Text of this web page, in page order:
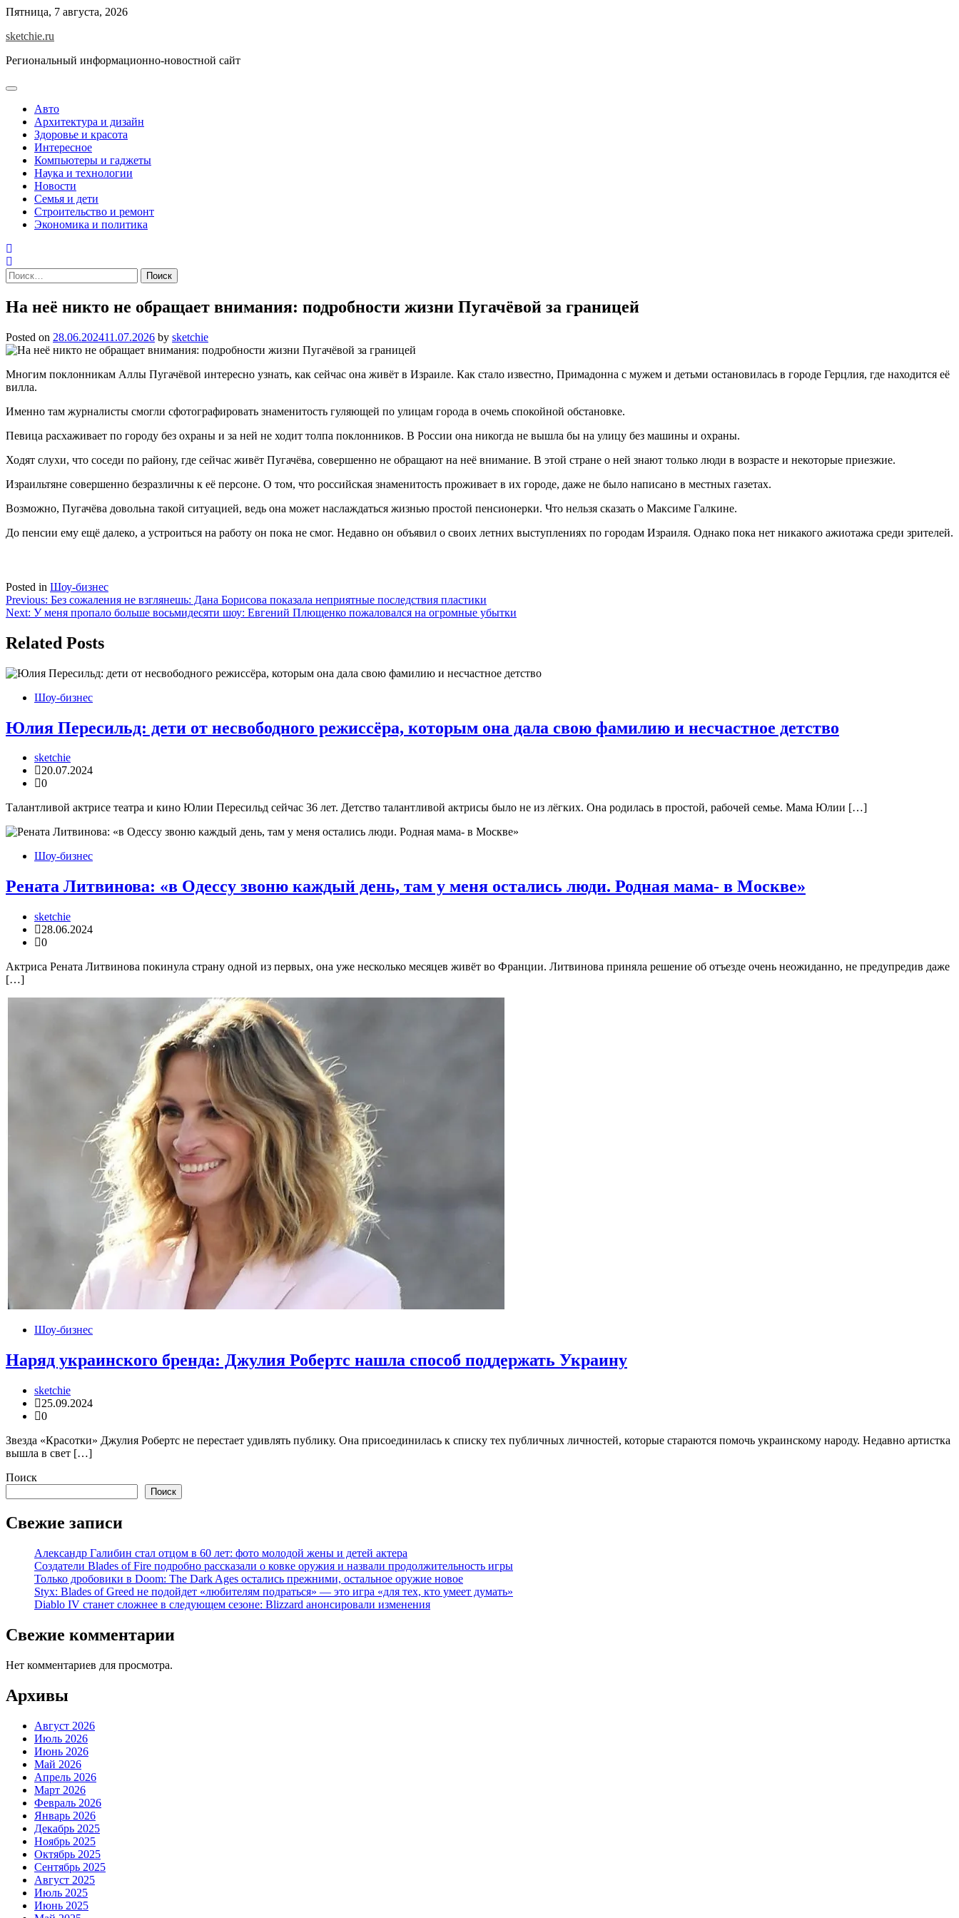
Skip
content
Пятница, 7 августа, 2026
sketchie.ru
Региональный информационно-новостной сайт
Авто
Архитектура и дизайн
Здоровье и красота
Интересное
Компьютеры и гаджеты
Наука и технологии
Новости
Семья и дети
Строительство и ремонт
Экономика и политика
Найти:
На неё никто не обращает внимания: подробности жизни Пугачёвой за границей
Posted on 28.06.202411.07.2026 by sketchie
Многим поклонникам Аллы Пугачёвой интересно узнать, как сейчас она живёт в Израиле. Как стало известно, Примадонна с мужем и детьми остановилась в городе Герцлия, где находится её
вилла.
Именно там журналисты смогли сфотографировать знаменитость гуляющей по улицам города в очемь спокойной обстановке.
Певица расхаживает по городу без охраны и за ней не ходит толпа поклонников. В России она никогда не вышла бы на улицу без машины и охраны.
Ходят слухи, что соседи по району, где сейчас живёт Пугачёва, совершенно не обращают на неё внимание. В этой стране о ней знают только люди в возрасте и некоторые приезжие.
Израильтяне совершенно безразличны к её персоне. О том, что российская знаменитость проживает в их городе, даже не было написано в местных газетах.
Возможно, Пугачёва довольна такой ситуацией, ведь она может наслаждаться жизнью простой пенсионерки. Что нельзя сказать о Максиме Галкине.
До пенсии ему ещё далеко, а устроиться на работу он пока не смог. Недавно он объявил о своих летних выступлениях по городам Израиля. Однако пока нет никакого ажиотажа среди зрителей.
Posted in Шоу-бизнес
Навигация
по
записям
Previous: Без сожаления не взглянешь: Дана Борисова показала неприятные последствия пластики
Next: У меня пропало больше восьмидесяти шоу: Евгений Плющенко пожаловался на огромные убытки
Related Posts
Шоу-бизнес
Юлия Пересильд: дети от несвободного режиссёра, которым она дала свою фамилию и несчастное детство
sketchie
20.07.2024
0
Талантливой актрисе театра и кино Юлии Пересильд сейчас 36 лет. Детство талантливой актрисы было не из лёгких. Она родилась в простой, рабочей семье. Мама Юлии […]
Шоу-бизнес
Рената Литвинова: «в Одессу звоню каждый день, там у меня остались люди. Родная мама- в Москве»
sketchie
28.06.2024
0
Актриса Рената Литвинова покинула страну одной из первых, она уже несколько месяцев живёт во Франции. Литвинова приняла решение об отъезде очень неожиданно, не предупредив даже
[…]
Шоу-бизнес
Наряд украинского бренда: Джулия Робертс нашла способ поддержать Украину
sketchie
25.09.2024
0
Звезда «Красотки» Джулия Робертс не перестает удивлять публику. Она присоединилась к списку тех публичных личностей, которые стараются помочь украинскому народу. Недавно артистка
вышла в свет […]
Поиск
Поиск
Свежие записи
Александр Галибин стал отцом в 60 лет: фото молодой жены и детей актера
Создатели Blades of Fire подробно рассказали о ковке оружия и назвали продолжительность игры
Только дробовики в Doom: The Dark Ages остались прежними, остальное оружие новое
Styx: Blades of Greed не подойдет «любителям подраться» — это игра «для тех, кто умеет думать»
Diablo IV станет сложнее в следующем сезоне: Blizzard анонсировали изменения
Свежие комментарии
Нет комментариев для просмотра.
Архивы
Август 2026
Июль 2026
Июнь 2026
Май 2026
Апрель 2026
Март 2026
Февраль 2026
Январь 2026
Декабрь 2025
Ноябрь 2025
Октябрь 2025
Сентябрь 2025
Август 2025
Июль 2025
Июнь 2025